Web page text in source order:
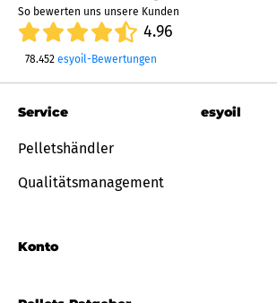
So bewerten uns unsere Kunden
4.96
78.452 esyoil-Bewertungen
Service
Pelletshändler
Qualitätsmanagement
Konto
esyoil